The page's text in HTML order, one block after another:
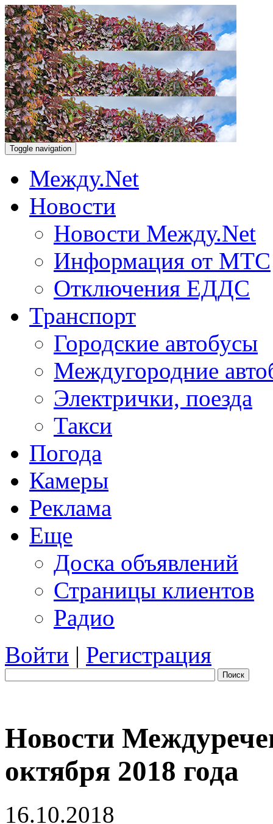
Toggle navigation
Между.Net
Новости
Новости Между.Net
Информация от МТС
Отключения ЕДДС
Транспорт
Городские автобусы
Междугородние
Электрички, поезда
Такси
Погода
Камеры
Реклама
Еще
Доска объявлений
Страницы клиентов
Радио
Войти | Регистрация
Поиск
Новости
октября 2018 года
16.10.2018